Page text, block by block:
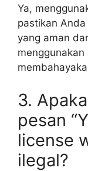
Ya,
pastikan
yang aman
3.
pesan
license
ilegal?